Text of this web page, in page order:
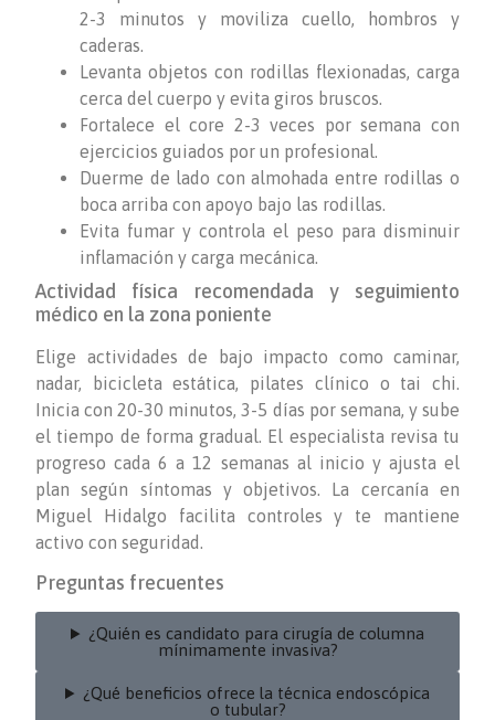
2-3 minutos y moviliza cuello, hombros y
caderas.
Levanta objetos con rodillas flexionadas, carga
cerca del cuerpo y evita giros bruscos.
Fortalece el core 2-3 veces por semana con
ejercicios guiados por un profesional.
Duerme de lado con almohada entre rodillas o
boca arriba con apoyo bajo las rodillas.
Evita fumar y controla el peso para disminuir
inflamación y carga mecánica.
Actividad física recomendada y seguimiento
médico en la zona poniente
Elige actividades de bajo impacto como caminar,
nadar, bicicleta estática, pilates clínico o tai chi.
Inicia con 20-30 minutos, 3-5 días por semana, y sube
el tiempo de forma gradual. El especialista revisa tu
progreso cada 6 a 12 semanas al inicio y ajusta el
plan según síntomas y objetivos. La cercanía en
Miguel Hidalgo facilita controles y te mantiene
activo con seguridad.
Preguntas frecuentes
¿Quién es candidato para cirugía de columna
mínimamente invasiva?
¿Qué beneficios ofrece la técnica endoscópica
o tubular?